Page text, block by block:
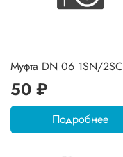
Муфта DN 06 1SN/2SC
50 ₽
Подробнее